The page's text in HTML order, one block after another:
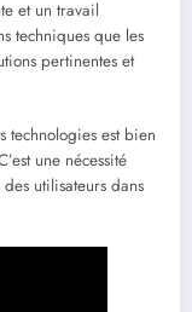
et un travail
techniques que les
pertinentes et
technologies est bien
une nécessité
utilisateurs dans